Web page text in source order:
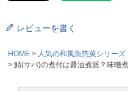
レビューを書く
HOME
人気の和風魚惣菜シリーズ
鯖(サバ)の煮付は醤油煮派？味噌